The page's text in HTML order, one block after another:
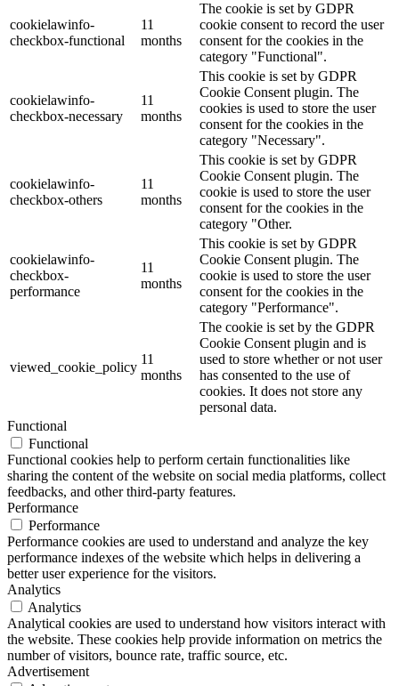
cookielawinfo-
checkbox-functional
11
months
The cookie is set by GDPR
cookie consent to record the user
consent for the cookies in the
category "Functional".
cookielawinfo-
checkbox-necessary
11
months
This cookie is set by GDPR
Cookie Consent plugin. The
cookies is used to store the user
consent for the cookies in the
category "Necessary".
cookielawinfo-
checkbox-others
11
months
This cookie is set by GDPR
Cookie Consent plugin. The
cookie is used to store the user
consent for the cookies in the
category "Other.
cookielawinfo-
checkbox-
performance
11
months
This cookie is set by GDPR
Cookie Consent plugin. The
cookie is used to store the user
consent for the cookies in the
category "Performance".
viewed_cookie_policy
11
months
The cookie is set by the GDPR
Cookie Consent plugin and is
used to store whether or not user
has consented to the use of
cookies. It does not store any
personal data.
Functional
Functional
Functional cookies help to perform certain functionalities like
sharing the content of the website on social media platforms, collect
feedbacks, and other third-party features.
Performance
Performance
Performance cookies are used to understand and analyze the key
performance indexes of the website which helps in delivering a
better user experience for the visitors.
Analytics
Analytics
Analytical cookies are used to understand how visitors interact with
the website. These cookies help provide information on metrics the
number of visitors, bounce rate, traffic source, etc.
Advertisement